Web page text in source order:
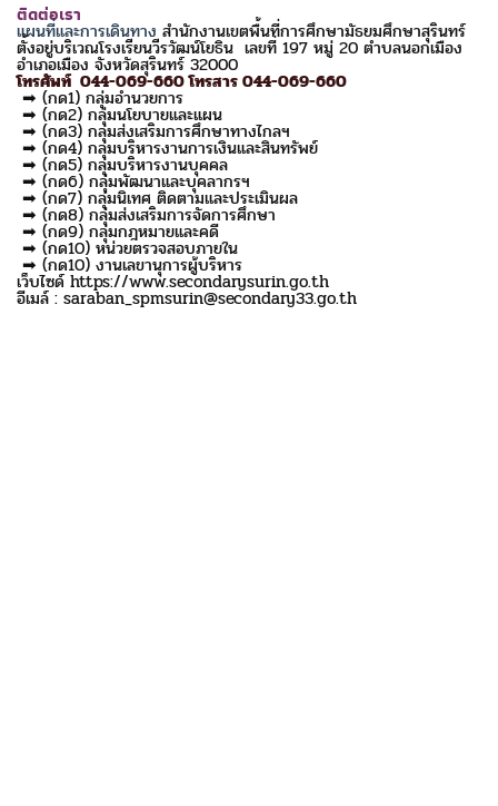
ติดต่อเรา
แผนที่และการเดินทางสำนักงานเขตพื้นที่การศึกษามัธยมศึกษาสุรินทร์
ตั้งอยู่บริเวณโรงเรียนวีรวัฒน์โยธิน เลขที่ 197 หมู่ 20 ตำบลนอกเมือง
อำเภอเมือง จังหวัดสุรินทร์ 32000
โทรศัพท์ 044-069-660 โทรสาร 044-069-660
➡ (กด1) กลุ่มอำนวยการ
➡ (กด2) กลุ่มนโยบายและแผน
➡ (กด3) กลุ่มส่งเสริมการศึกษาทางไกลฯ
➡ (กด4) กลุ่มบริหารงานการเงินและสินทรัพย์
➡ (กด5) กลุ่มบริหารงานบุคคล
➡ (กด6) กลุ่มพัฒนาและบุคลากรฯ
➡ (กด7) กลุ่มนิเทศ ติดตามและประเมินผล
➡ (กด8) กลุ่มส่งเสริมการจัดการศึกษา
➡ (กด9) กลุ่มกฎหมายและคดี
➡ (กด10) หน่วยตรวจสอบภายใน
➡ (กด10) งานเลขานุการผู้บริหาร
เว็บไซด์ https://www.secondarysurin.go.th
อีเมล์ : saraban_spmsurin@secondary33.go.th